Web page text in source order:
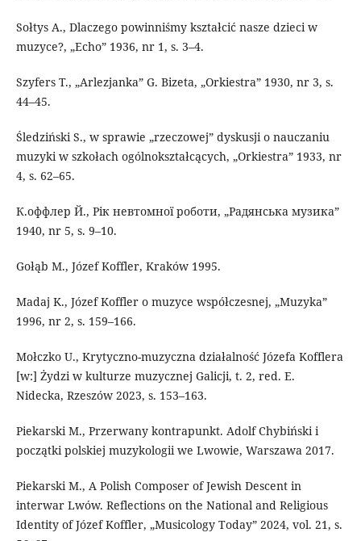
Sołtys A., Dlaczego powinniśmy kształcić nasze dzieci w
muzyce?, „Echo” 1936, nr 1, s. 3–4.
Szyfers T., „Arlezjanka” G. Bizeta, „Orkiestra” 1930, nr 3, s.
44–45.
Śledziński S., w sprawie „rzeczowej” dyskusji o nauczaniu
muzyki w szkołach ogólnokształcących, „Orkiestra” 1933, nr
4, s. 62–65.
К.оффлер Й., Рік невтомної роботи, „Радянська музика”
1940, nr 5, s. 9–10.
Gołąb M., Józef Koffler, Kraków 1995.
Madaj K., Józef Koffler o muzyce współczesnej, „Muzyka”
1996, nr 2, s. 159–166.
Mołczko U., Krytyczno-muzyczna działalność Józefa Kofflera
[w:] Żydzi w kulturze muzycznej Galicji, t. 2, red. E.
Nidecka, Rzeszów 2023, s. 153–163.
Piekarski M., Przerwany kontrapunkt. Adolf Chybiński i
początki polskiej muzykologii we Lwowie, Warszawa 2017.
Piekarski M., A Polish Composer of Jewish Descent in
interwar Lwów. Reflections on the National and Religious
Identity of Józef Koffler, „Musicology Today” 2024, vol. 21, s.